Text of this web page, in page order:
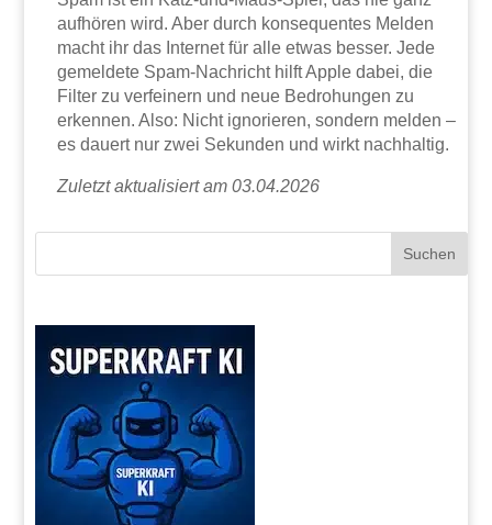
aufhören wird. Aber durch konsequentes Melden
macht ihr das Internet für alle etwas besser. Jede
gemeldete Spam-Nachricht hilft Apple dabei, die
Filter zu verfeinern und neue Bedrohungen zu
erkennen. Also: Nicht ignorieren, sondern melden –
es dauert nur zwei Sekunden und wirkt nachhaltig.
Zuletzt aktualisiert am 03.04.2026